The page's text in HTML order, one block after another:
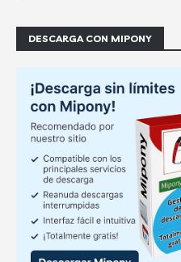
DESCARGA CON MIPONY